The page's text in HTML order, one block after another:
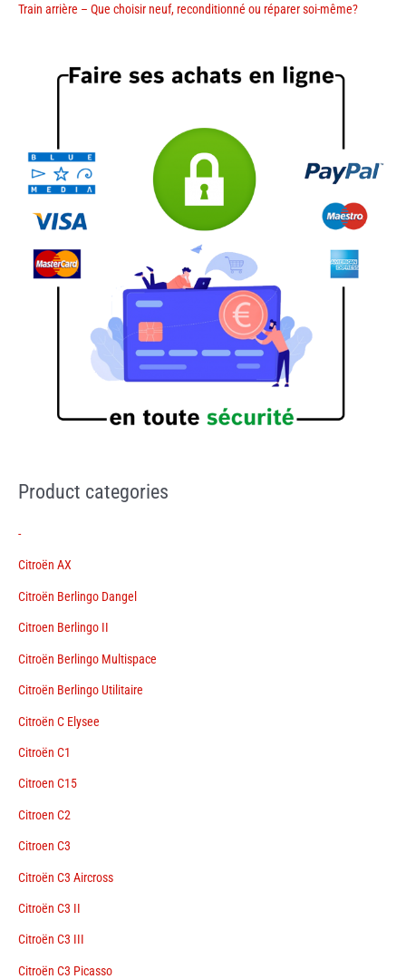
Train arrière – Que choisir neuf, reconditionné ou réparer soi-même?
Product categories
-
Citroën AX
Citroën Berlingo Dangel
Citroen Berlingo II
Citroën Berlingo Multispace
Citroën Berlingo Utilitaire
Citroën C Elysee
Citroën C1
Citroen C15
Citroen C2
Citroen C3
Citroën C3 Aircross
Citroën C3 II
Citroën C3 III
Citroën C3 Picasso